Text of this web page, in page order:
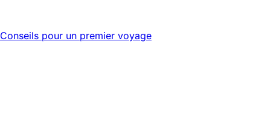
Conseils pour un premier voyage